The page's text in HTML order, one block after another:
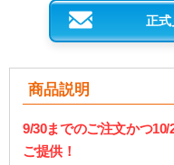
正式
商品説明
9/30までのご注文かつ
ご提供！